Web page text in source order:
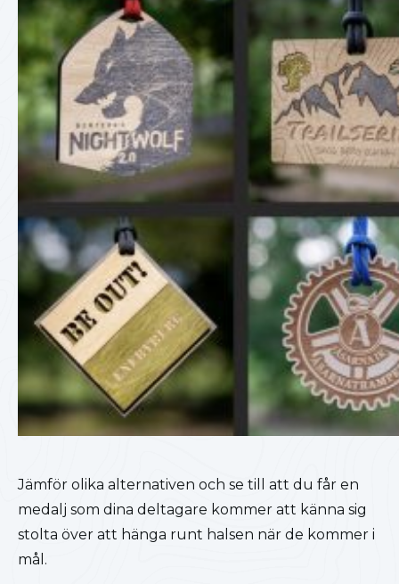
Jämför olika alternativen och se till att du får en
medalj som dina deltagare kommer att känna sig
stolta över att hänga runt halsen när de kommer i
mål.